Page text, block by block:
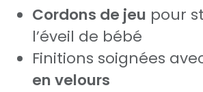
Cordons de jeu pour
l’éveil de bébé
Finitions soignées
en velours